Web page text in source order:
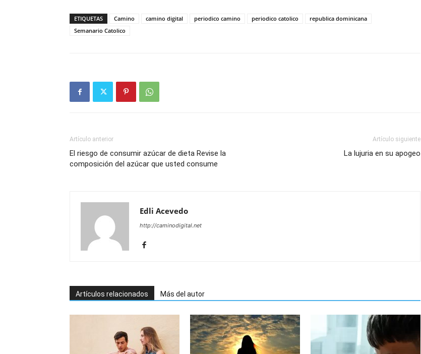
ETIQUETAS Camino camino digital periodico camino periodico catolico
republica dominicana
Semanario Catolico
Artículo anterior
El riesgo de consumir azúcar de dieta Revise la
composición del azúcar que usted consume
Artículo siguiente
La lujuria en su apogeo
Edli Acevedo
http://caminodigital.net
Artículos relacionados Más del autor